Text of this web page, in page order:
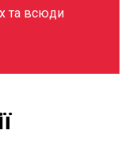
та всюди